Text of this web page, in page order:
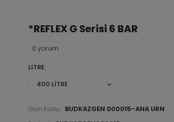
*REFLEX G Serisi 6 BAR
0 yorum
LİTRE
Ürün Kodu: BUDKAZGEN 000015-ANA URN